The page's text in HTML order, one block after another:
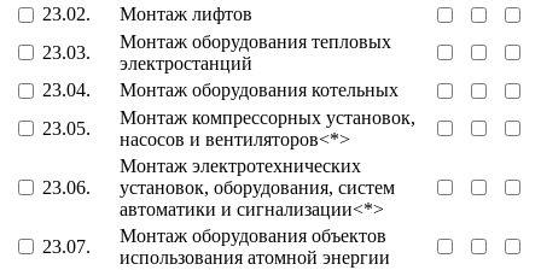
23.02.
Монтаж лифтов
23.03.
Монтаж оборудования тепловых
электростанций
23.04.
Монтаж оборудования котельных
23.05.
Монтаж компрессорных установок,
насосов и вентиляторов<*>
23.06.
Монтаж электротехнических
установок, оборудования, систем
автоматики и сигнализации<*>
23.07.
Монтаж оборудования объектов
использования атомной энергии